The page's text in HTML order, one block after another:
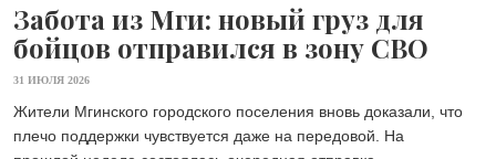
Забота из Мги: новый груз для
бойцов отправился в зону СВО
31 ИЮЛЯ 2026
Жители Мгинского городского поселения вновь доказали, что
плечо поддержки чувствуется даже на передовой. На